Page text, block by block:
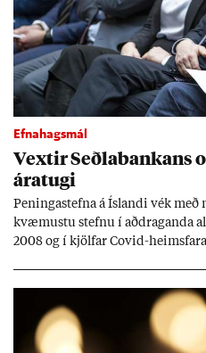
Efnahagsmál
Vext­ir Seðla­bank­ans
ára­tugi
Pen­inga­stefna á Ís­landi vék
kvæm­ustu stefnu í að­drag­anda
2008 og í kjöl­far Covid-